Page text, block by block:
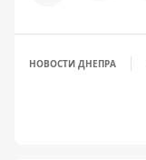
НОВОСТИ ДНЕПРА